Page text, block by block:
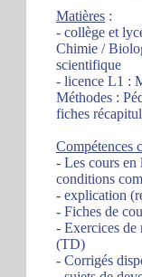
Matières :
- collège et
Chimie /
scientifique
- licence L1 :
Méthodes :
fiches
Compétences
- Les cours en
conditions
- explication
- Fiches de
- Exercices de
(TD)
- Corrigés